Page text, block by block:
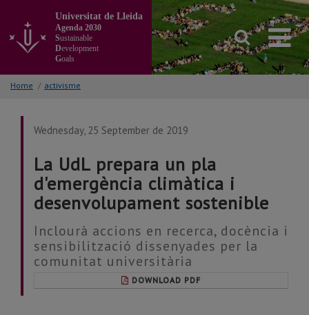
the
main
of
the
Universitat de Lleida
Agenda 2030
Sustainable
Development
Goals
Home / activisme
Wednesday, 25 September de 2019
La UdL prepara un pla
d'emergència climàtica i
desenvolupament sostenible
Inclourà accions en recerca, docència i
sensibilització dissenyades per la
comunitat universitària
DOWNLOAD PDF